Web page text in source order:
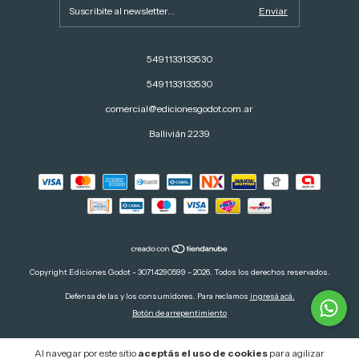
Al navegar por este sitio aceptás el uso de cookies para agilizar
5491133133530
5491133133530
comercial@edicionesgodot.com.ar
Ballivián 2239
Copyright Ediciones Godot - 30714290599 - 2026. Todos los derechos reservados.
Defensa de las y los consumidores. Para reclamos ingresá acá.
Botón de arrepentimiento